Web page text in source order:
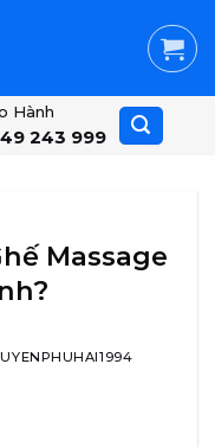
Hành
243 999
Massage